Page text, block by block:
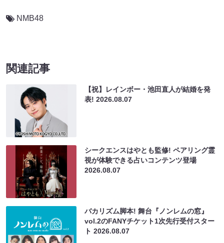
NMB48
関連記事
【祝】レインボー・池田直人が結婚を発
表!2026.08.07
シークエンスはやとも監修! ペアリング霊
視が体験できる占いコンテンツ登場
2026.08.07
バカリズム脚本! 舞台『ノンレムの窓』
vol.2のFANYチケット1次先行受付スター
ト2026.08.07